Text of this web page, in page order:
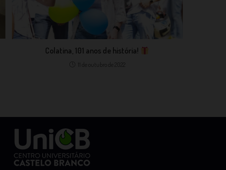
Colatina, 101 anos de história!
11 de outubro de 2022